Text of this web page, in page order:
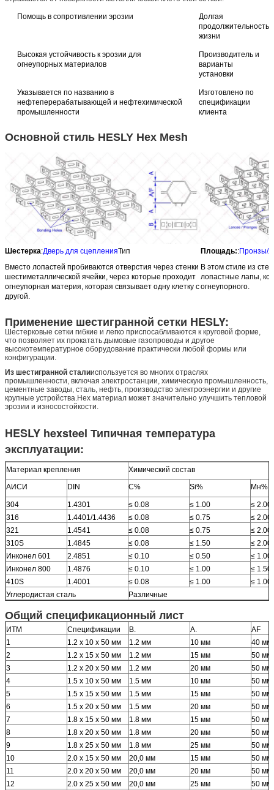
Помощь в сопротивлении эрозии
Долгая
продолжительность
жизни
Высокая устойчивость к эрозии для
огнеупорных материалов
Производитель и
варианты
установки
Указывается по названию в
нефтеперерабатывающей и нефтехимической
промышленности
Изготовлено по
спецификации
клиента
Основной стиль HESLY Hex Mesh
Шестерка:Дверь для сцепленияТип
Вместо лопастей пробиваются отверстия через стенки
шестиметаллической ячейки, через которые проходит
огнеупорная материя, которая связывает одну клетку с
другой.
Площадь::Пронзы/
В этом стиле из
лопастные лапы,
огнеупорного.
Применение шестигранной сетки HESLY:
Шестерковые сетки гибкие и легко приспосабливаются к круговой форме,
что позволяет их прокатать.дымовые газопроводы и другое
высокотемпературное оборудование практически любой формы или
конфигурации.
Из шестигранной сталииспользуется во многих отраслях
промышленности, включая электростанции, химическую промышленность,
цементные заводы, сталь, нефть, производство электроэнергии и другие
крупные устройства.Hex материал может значительно улучшить тепловой
эрозии и износостойкости.
HESLY hexsteel Типичная температура
эксплуатации:
Материал крепления
Химический состав
АИСИ
DIN C% Si% Мн%
304 1.4301 ≤ 0.08 ≤ 1.00
≤ 2.00
316
1.4401/1.4436 ≤ 0.08 ≤ 0.75
≤ 2.00
321
1.4541 ≤ 0.08 ≤ 0.75
≤ 2.00
310S
1.4845 ≤ 0.08 ≤ 1.50
≤ 2.00
Инконел 601
2.4851 ≤ 0.10 ≤ 0.50
≤ 1.00
Инконел 800
1.4876 ≤ 0.10 ≤ 1.00
≤ 1.50
410S
1.4001 ≤ 0.08 ≤ 1.00
≤ 1.00
Углеродистая сталь
Различные
Общий спецификационный лист
ИТМ Спецификации В. А.
AF
1
1.2 х 10 х 50 мм 1.2 мм 10 мм
40 мм
2
1.2 х 15 х 50 мм 1.2 мм 15 мм
50 мм
3
1.2 х 20 х 50 мм 1.2 мм 20 мм
50 мм
4
1.5 х 10 х 50 мм 1.5 мм 10 мм
50 мм
5
1.5 х 15 х 50 мм 1.5 мм 15 мм
50 мм
6
1.5 х 20 х 50 мм 1.5 мм 20 мм
50 мм
7
1.8 х 15 х 50 мм 1.8 мм 15 мм
50 мм
8
1.8 х 20 х 50 мм 1.8 мм 20 мм
50 мм
9
1.8 х 25 х 50 мм 1.8 мм 25 мм
50 мм
10
2.0 х 15 х 50 мм 20,0 мм 15 мм
50 мм
11
2.0 х 20 х 50 мм 20,0 мм 20 мм
50 мм
12
2.0 х 25 х 50 мм 20,0 мм 25 мм 50 мм